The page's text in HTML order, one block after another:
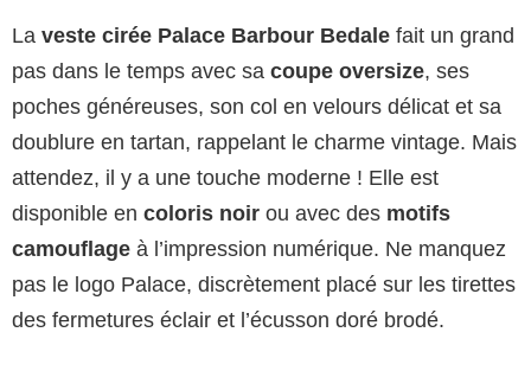
La veste cirée Palace Barbour Bedale fait un grand
pas dans le temps avec sa coupe oversize, ses
poches généreuses, son col en velours délicat et sa
doublure en tartan, rappelant le charme vintage. Mais
attendez, il y a une touche moderne ! Elle est
disponible en coloris noir ou avec des motifs
camouflage à l’impression numérique. Ne manquez
pas le logo Palace, discrètement placé sur les tirettes
des fermetures éclair et l’écusson doré brodé.